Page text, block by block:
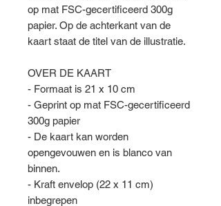
op mat FSC-gecertificeerd 300g
papier. Op de achterkant van de
kaart staat de titel van de illustratie.
OVER DE KAART
- Formaat is 21 x 10 cm
- Geprint op mat FSC-gecertificeerd
300g papier
- De kaart kan worden
opengevouwen en is blanco van
binnen.
- Kraft envelop (22 x 11 cm)
inbegrepen